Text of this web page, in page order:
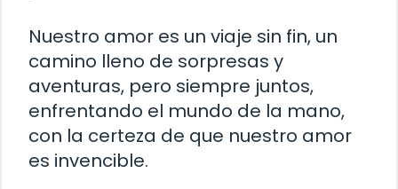
Nuestro amor es un viaje sin fin, un
camino lleno de sorpresas y
aventuras, pero siempre juntos,
enfrentando el mundo de la mano,
con la certeza de que nuestro amor
es invencible.